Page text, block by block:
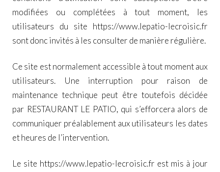
modifiées ou complétées à tout moment, les
utilisateurs du site https://www.lepatio-lecroisic.fr
sont donc invités à les consulter de manière régulière.
Ce site est normalement accessible à tout moment aux
utilisateurs. Une interruption pour raison de
maintenance technique peut être toutefois décidée
par RESTAURANT LE PATIO, qui s’efforcera alors de
communiquer préalablement aux utilisateurs les dates
et heures de l’intervention.
Le site https://www.lepatio-lecroisic.fr est mis à jour